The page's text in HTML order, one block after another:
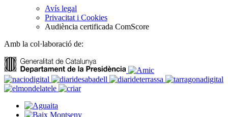
Avís legal
Privacitat i Cookies
Audiència certificada ComScore
Amb la col·laboració de: